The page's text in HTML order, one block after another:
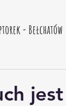
- Bełchatów